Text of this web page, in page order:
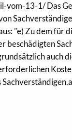
vom-13-1/ Das
"e) Zu dem für
beschädigten
auch